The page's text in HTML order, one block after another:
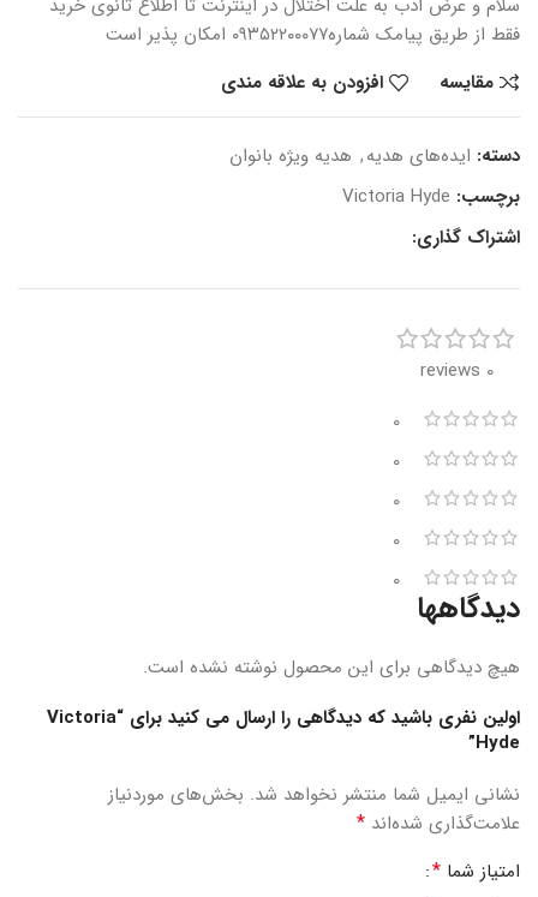
سلام و عرض ادب به علت اختلال در اینترنت تا اطلاع ثانوی خرید
فقط از طریق پیامک شماره۰۹۳۵۲۲۰۰۰۷۷ امکان پذیر است
مقایسه
افزودن به علاقه مندی
دسته: ایده‌های هدیه, هدیه ویژه بانوان
برچسب: Victoria Hyde
اشتراک گذاری:
0 reviews
0
0
0
0
0
دیدگاهها
هیچ دیدگاهی برای این محصول نوشته نشده است.
اولین نفری باشید که دیدگاهی را ارسال می کنید برای “Victoria
Hyde”
نشانی ایمیل شما منتشر نخواهد شد. بخش‌های موردنیاز
علامت‌گذاری شده‌اند *
امتیاز شما *